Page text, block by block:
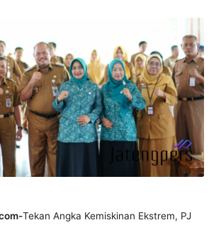
Tekan Angka Kemiskinan Ekstrem, PJ